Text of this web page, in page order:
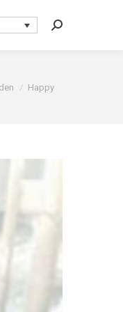
Search:
Happy